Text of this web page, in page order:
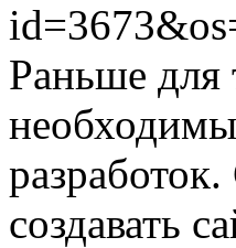
Раньше для
создавать